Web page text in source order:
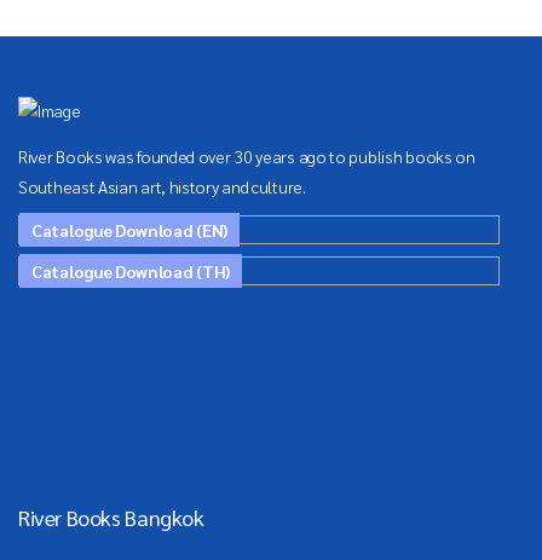
River Books was founded over 30 years ago to publish books on
Southeast Asian art, history and culture.
Catalogue Download (EN)
Catalogue Download (TH)
River Books Bangkok